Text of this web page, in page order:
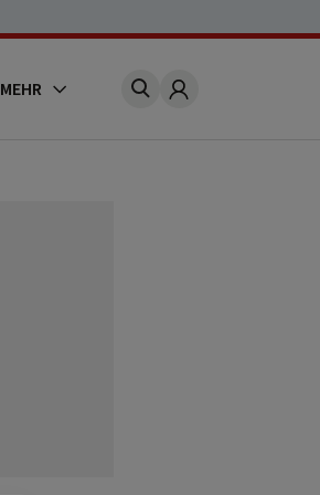
MEHR Account